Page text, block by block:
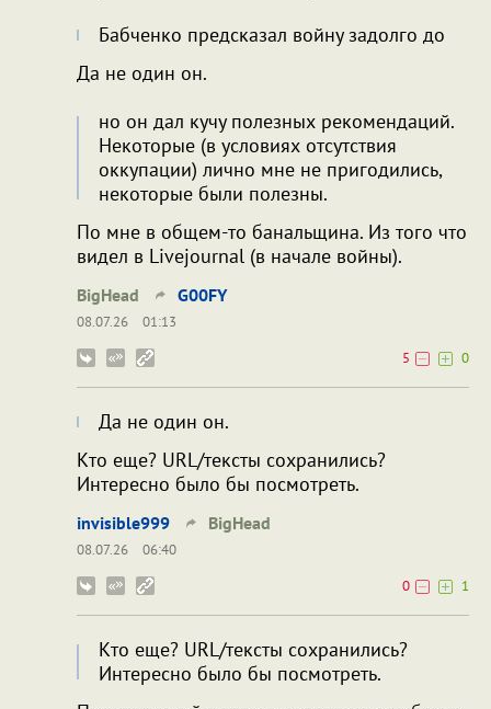
Бабченко предсказал войну задолго до
Да не один он.
но он дал кучу полезных рекомендаций.
Некоторые (в условиях отсутствия
оккупации) лично мне не пригодились,
некоторые были полезны.
По мне в общем-то банальщина. Из того что
видел в Livejournal (в начале войны).
BigHead G00FY
08.07.26
01:13
5
0
Да не один он.
Кто еще? URL/тексты сохранились?
Интересно было бы посмотреть.
invisible999 BigHead
08.07.26
06:40
0
1
Кто еще? URL/тексты сохранились?
Интересно было бы посмотреть.